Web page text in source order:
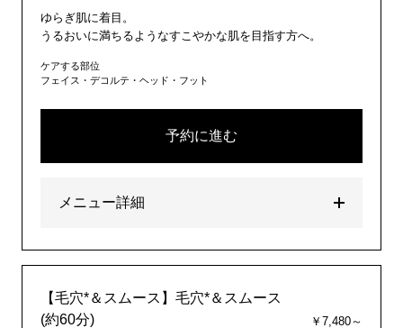
ゆらぎ肌に着目。
うるおいに満ちるようなすこやかな肌を目指す方へ。
ケアする部位
フェイス・デコルテ・ヘッド・フット
予約に進む
メニュー詳細
【毛穴*＆スムース】毛穴*＆スムース
(約60分)
￥7,480～